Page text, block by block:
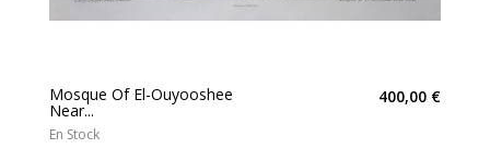
Mosque Of El-Ouyooshee
Near...
400,00 €
En Stock